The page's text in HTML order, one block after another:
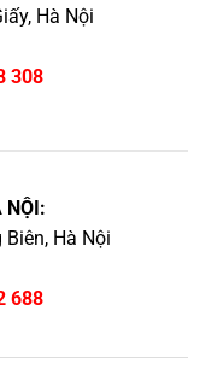
Hà Nội
308
NỘI:
Hà Nội
688